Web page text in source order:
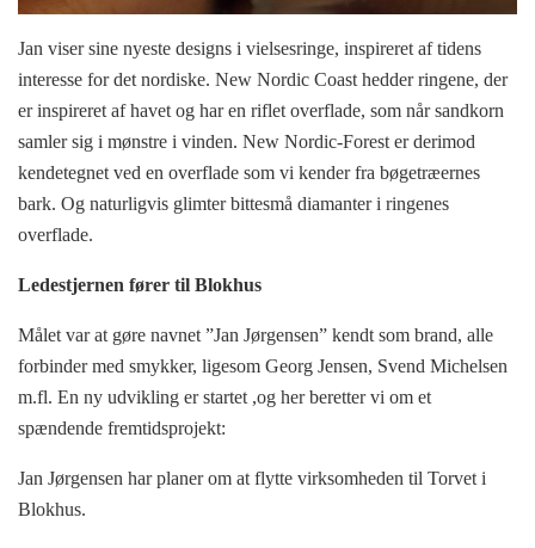
Jan viser sine nyeste designs i vielsesringe, inspireret af tidens
interesse for det nordiske. New Nordic Coast hedder ringene, der
er inspireret af havet og har en riflet overflade, som når sandkorn
samler sig i mønstre i vinden. New Nordic-Forest er derimod
kendetegnet ved en overflade som vi kender fra bøgetræernes
bark. Og naturligvis glimter bittesmå diamanter i ringenes
overflade.
Ledestjernen fører til Blokhus
Målet var at gøre navnet ”Jan Jørgensen” kendt som brand, alle
forbinder med smykker, ligesom Georg Jensen, Svend Michelsen
m.fl. En ny udvikling er startet ,og her beretter vi om et
spændende fremtidsprojekt:
Jan Jørgensen har planer om at flytte virksomheden til Torvet i
Blokhus.